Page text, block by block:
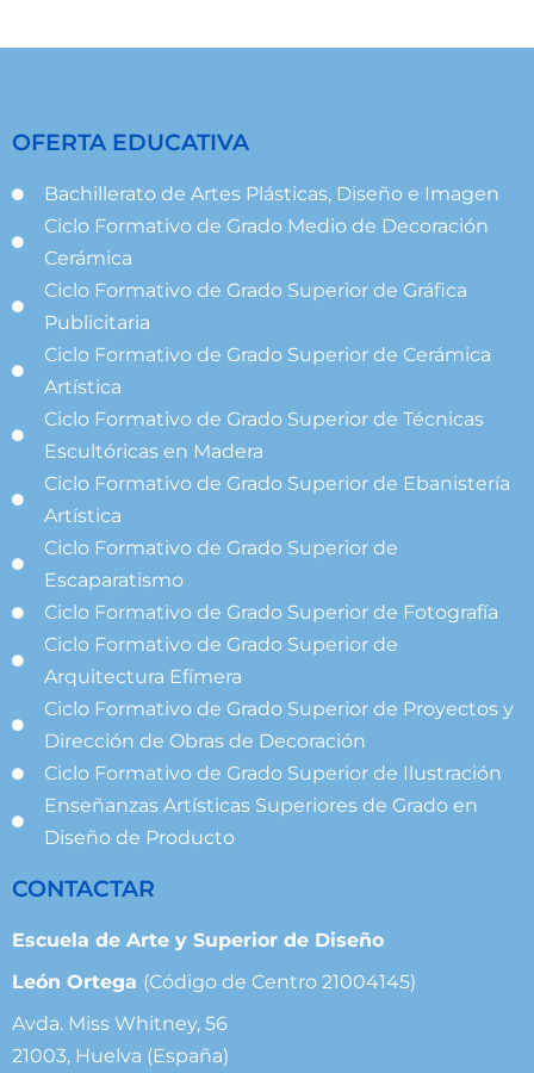
OFERTA EDUCATIVA
Bachillerato de Artes Plásticas, Diseño e Imagen
Ciclo Formativo de Grado Medio de Decoración
Cerámica
Ciclo Formativo de Grado Superior de Gráfica
Publicitaria
Ciclo Formativo de Grado Superior de Cerámica
Artística
Ciclo Formativo de Grado Superior de Técnicas
Escultóricas en Madera
Ciclo Formativo de Grado Superior de Ebanistería
Artística
Ciclo Formativo de Grado Superior de
Escaparatismo
Ciclo Formativo de Grado Superior de Fotografía
Ciclo Formativo de Grado Superior de
Arquitectura Efímera
Ciclo Formativo de Grado Superior de Proyectos y
Dirección de Obras de Decoración
Ciclo Formativo de Grado Superior de Ilustración
Enseñanzas Artísticas Superiores de Grado en
Diseño de Producto
CONTACTAR
Escuela de Arte y Superior de Diseño
León Ortega (Código de Centro 21004145)
Avda. Miss Whitney, 56
21003, Huelva (España)